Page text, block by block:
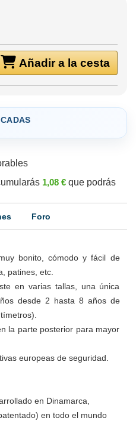
Añadir a la cesta
1,08 € que podrás
Foro
bonito, cómodo y fácil de
patines, etc.
en varias tallas, una única
desde 2 hasta 8 años de
la parte posterior para mayor
europeas de seguridad.
en Dinamarca,
en todo el mundo